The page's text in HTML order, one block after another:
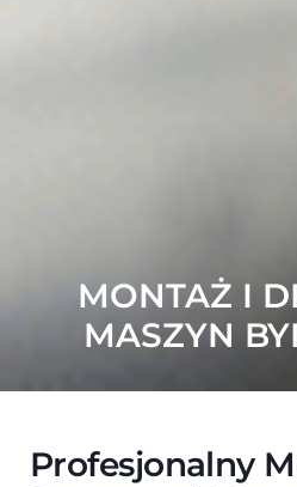
MONTAŻ I
MASZYN
Profesjonalny